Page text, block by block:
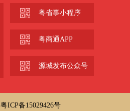
粤省事小程序
粤商通APP
源城发布公众号
粤ICP备15029426号